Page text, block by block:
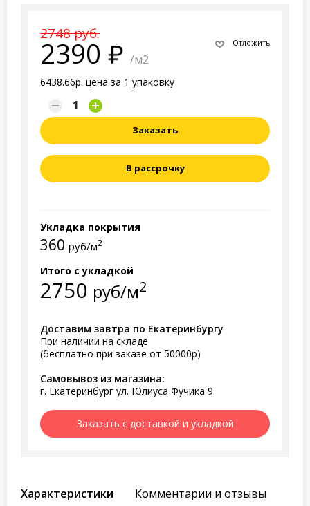
2748 руб.
2390 /м2
6438.66р. цена за 1 упаковку
Отложить
Заказать
В рассрочку
Укладка покрытия
360 руб/м2
Итого с укладкой
2750 руб/м2
Доставим завтра по Екатеринбургу
При наличии на складе
(бесплатно при заказе от 50000р)
Самовывоз из магазина:
г. Екатеринбург ул. Юлиуса Фучика 9
Заказать с доставкой и укладкой
Характеристики Комментарии и отзывы